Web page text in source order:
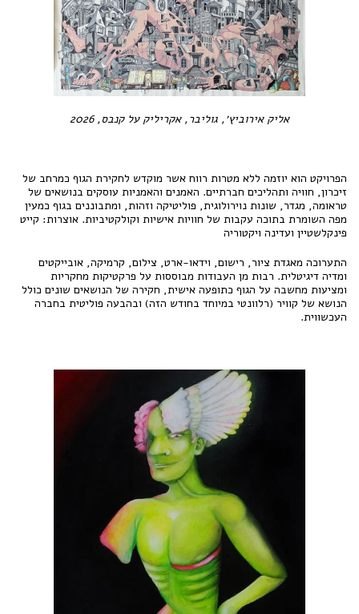
אליק אירוביץ׳, גוליבר, אקריליק על קנבס, 2026
הפרויקט הוא יוזמה ללא מטרות רווח אשר מוקדש לחקירת הגוף כמרחב של
זיכרון, חוויה ותהליכים חברתיים. האמנים והאמניות עוסקים בנושאים של
טראומה, מגדר, שונות נוירולוגית, פוליטיקה וזהות, ומתבוננים בגוף כמעין
מפה השומרת בתוכה עקבות של חוויות אישיות וקולקטיביות. אוצרות: קייט
פינקלשטיין ועדינה ויקטוריה
התערוכה מאגדת ציור, רישום, וידאו-ארט, צילום, קרמיקה, אובייקטים
ומדיה דיגיטלית. רבות מן העבודות מבוססות על פרקטיקות מחקריות
ומציעות מחשבה על הגוף כתופעה אישית, חקירה של הנושאים שונים כולל
הנושא של קוויר (רלוונטי במיוחד בחודש הזה) ובהבעה פוליטית בחברה
העכשווית.